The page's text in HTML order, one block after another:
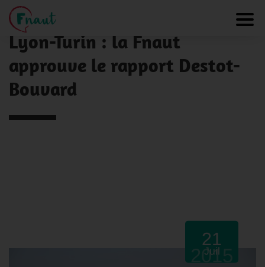
Panneau de gestion des cookies
NOS ACTUALITÉS
Lyon-Turin : la Fnaut
approuve le rapport Destot-
Bouvard
21
Juil
2015